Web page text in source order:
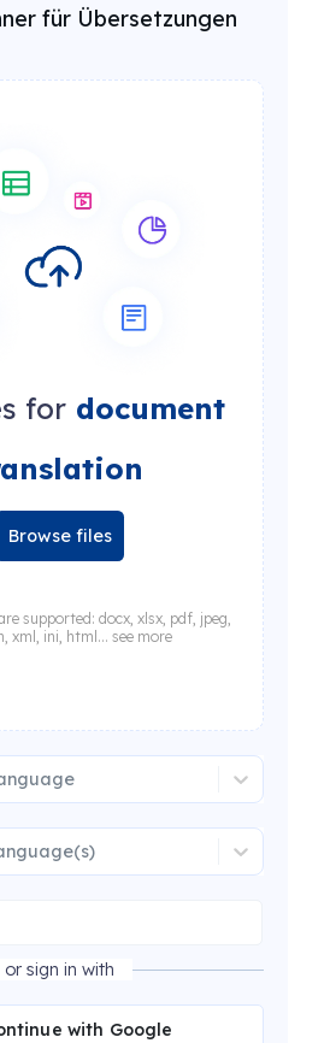
für Übersetzungen
for document
Browse files
supported: docx, xlsx, pdf, jpeg,
xml, ini, html... see more
or sign in with
with Google